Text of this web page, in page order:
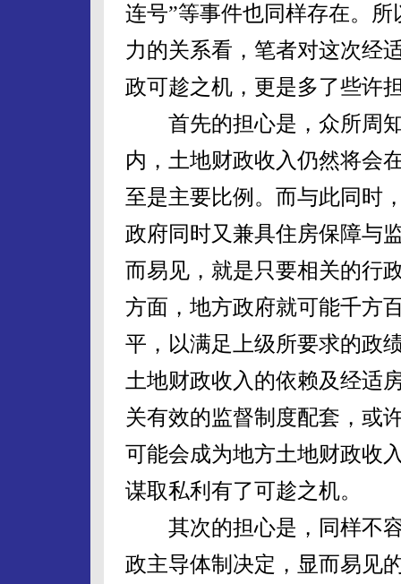
连号”等事件也同样存在。
力的关系看，笔者对这次经
政可趁之机，更是多了些许
首先的担心是，众所周知
内，土地财政收入仍然将会
至是主要比例。而与此同时
政府同时又兼具住房保障与
而易见，就是只要相关的行
方面，地方政府就可能千方
平，以满足上级所要求的政
土地财政收入的依赖及经适
关有效的监督制度配套，或
可能会成为地方土地财政收
谋取私利有了可趁之机。
其次的担心是，同样不容
政主导体制决定，显而易见